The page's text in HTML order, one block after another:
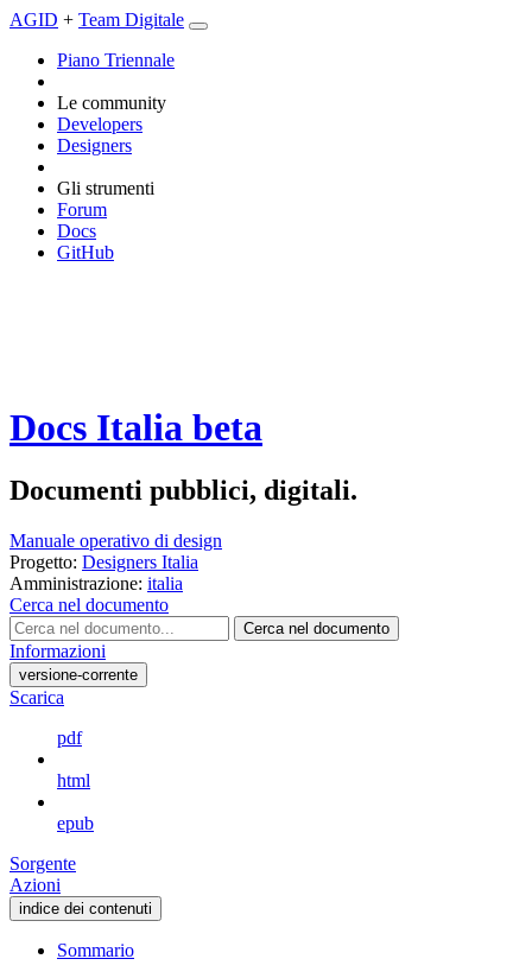
AGID + Team Digitale
Piano Triennale
Le community
Developers
Designers
Gli strumenti
Forum
Docs
GitHub
Docs Italia beta
Documenti pubblici, digitali.
Manuale operativo di design
Progetto: Designers Italia
Amministrazione: italia
Cerca nel documento
Cerca nel documento
Informazioni
versione-corrente
Scarica
pdf
html
epub
Sorgente
Azioni
indice dei contenuti
Sommario